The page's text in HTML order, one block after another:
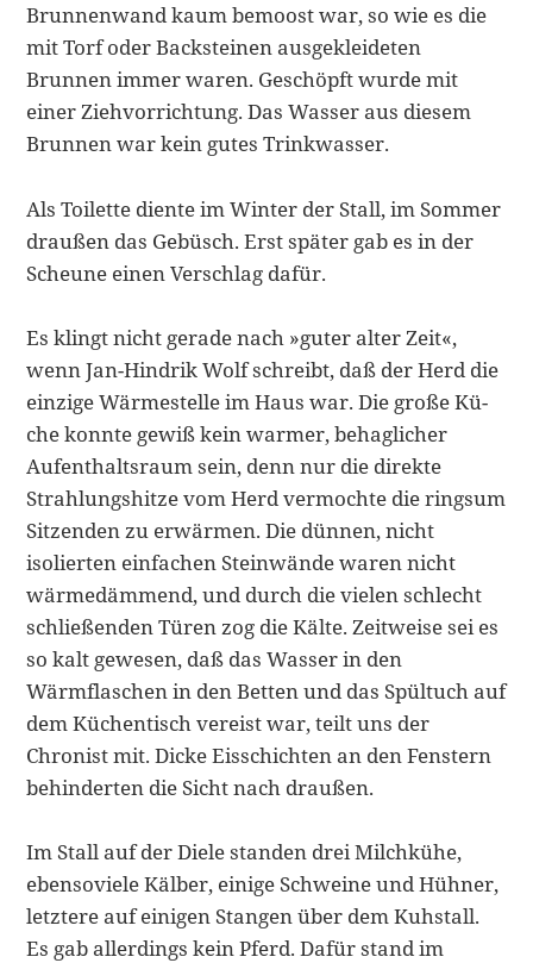
Brunnenwand kaum bemoost war, so wie es die
mit Torf oder Backsteinen ausgekleideten
Brunnen immer waren. Geschöpft wurde mit
einer Ziehvorrichtung. Das Wasser aus diesem
Brunnen war kein gutes Trinkwasser.
Als Toilette diente im Winter der Stall, im Sommer
draußen das Gebüsch. Erst später gab es in der
Scheune einen Verschlag dafür.
Es klingt nicht gerade nach »guter alter Zeit«,
wenn Jan-Hindrik Wolf schreibt, daß der Herd die
einzige Wärmestelle im Haus war. Die große Kü­
che konnte gewiß kein warmer, behaglicher
Aufenthaltsraum sein, denn nur die direkte
Strahlungshitze vom Herd vermochte die ringsum
Sitzenden zu erwärmen. Die dünnen, nicht
isolierten einfachen Steinwände waren nicht
wärmedämmend, und durch die vielen schlecht
schließenden Türen zog die Kälte. Zeitweise sei es
so kalt gewesen, daß das Wasser in den
Wärmflaschen in den Betten und das Spültuch auf
dem Küchentisch vereist war, teilt uns der
Chronist mit. Dicke Eisschichten an den Fenstern
behinderten die Sicht nach draußen.
Im Stall auf der Diele standen drei Milchkühe,
ebensoviele Kälber, einige Schweine und Hühner,
letztere auf einigen Stangen über dem Kuhstall.
Es gab allerdings kein Pferd. Dafür stand im